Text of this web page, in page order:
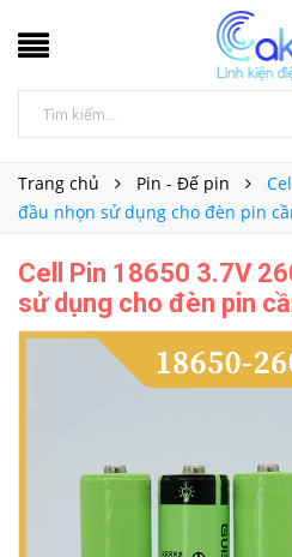
Trang chủ Pin - Đế pin
đầu nhọn sử dụng cho đèn pin
Cell Pin 18650 3.7V
sử dụng cho đèn pin